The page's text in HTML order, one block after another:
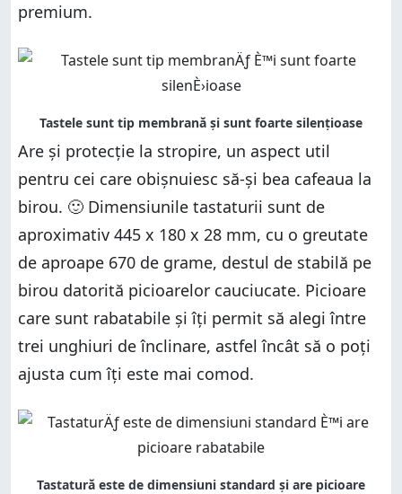
premium.
Are și protecție la stropire, un aspect util
pentru cei care obișnuiesc să-și bea cafeaua la
birou. 🙂 Dimensiunile tastaturii sunt de
aproximativ 445 x 180 x 28 mm, cu o greutate
de aproape 670 de grame, destul de stabilă pe
birou datorită picioarelor cauciucate. Picioare
care sunt rabatabile și îți permit să alegi între
trei unghiuri de înclinare, astfel încât să o poți
ajusta cum îți este mai comod.